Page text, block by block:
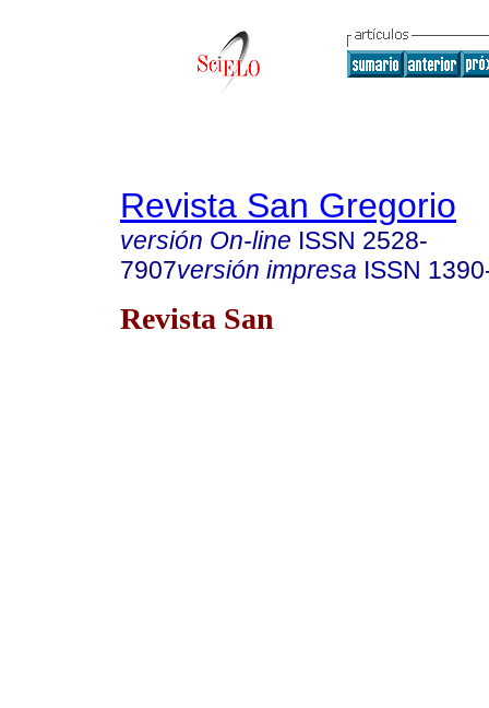
Revista San Gregorio
versión On-line ISSN 2528-
7907versión impresa ISSN
Revista San